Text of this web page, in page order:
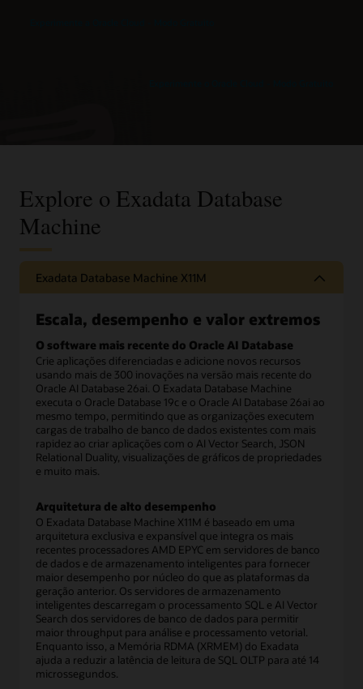
Explore o Exadata Database
Machine
Exadata Database Machine X11M
Escala, desempenho e valor extremos
O software mais recente do Oracle AI Database
Crie aplicações diferenciadas e adicione novos recursos
usando mais de 300 inovações na versão mais recente do
Oracle AI Database 26ai. O Exadata Database Machine
executa o Oracle Database 19c e o Oracle AI Database 26ai ao
mesmo tempo, permitindo que as organizações executem
cargas de trabalho de banco de dados existentes com mais
rapidez ao criar aplicações com o AI Vector Search, JSON
Relational Duality, visualizações de gráficos de propriedades
e muito mais.
Arquitetura de alto desempenho
O Exadata Database Machine X11M é baseado em uma
arquitetura exclusiva e expansível que integra os mais
recentes processadores AMD EPYC em servidores de banco
de dados e de armazenamento inteligentes para fornecer
maior desempenho por núcleo do que as plataformas da
geração anterior. Os servidores de armazenamento
inteligentes descarregam o processamento SQL e AI Vector
Search dos servidores de banco de dados para permitir
maior throughput para análise e processamento vetorial.
Enquanto isso, a Memória RDMA (XRMEM) do Exadata
ajuda a reduzir a latência de leitura de SQL OLTP para até 14
microssegundos.